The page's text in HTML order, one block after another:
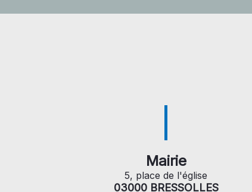
Mairie
5, place de l'église
03000 BRESSOLLES